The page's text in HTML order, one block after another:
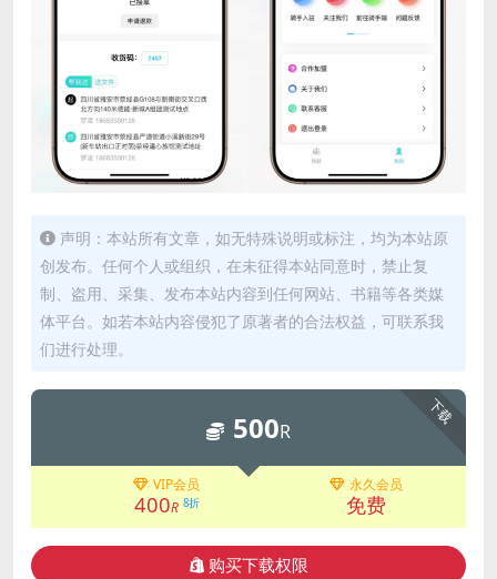
声明：本站所有文章，如无特殊说明或标注，均为本站原
创发布。任何个人或组织，在未征得本站同意时，禁止复
制、盗用、采集、发布本站内容到任何网站、书籍等各类媒
体平台。如若本站内容侵犯了原著者的合法权益，可联系我
们进行处理。
下载
500R
VIP会员
400R 8折
永久会员
免费
购买下载权限